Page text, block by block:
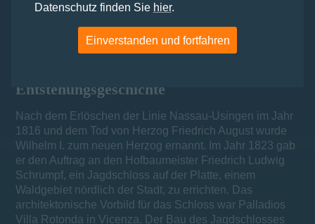
Ende 1980er bis 2007 wieder aufgebaut
Entstehungsgeschichte
Nach dem Erlöschen der Linie Nassau-Usingen im Jahr
1816 und dem Tod von Herzog Friedrich August wurde
Wilhelm I. zum neuen Herzog ernannt. Im Jahr 1823 gab
er den Auftrag an den Hofbaumeister Friedrich Ludwig
Schrumpf, ein Jagdschloss auf der Platte, einem
Waldgebiet nördlich der Stadt, zu errichten. Das
architektonische Vorbild für das Schloss war Palladios
Villa Rotonda in Vicenza. Der Bau des Jagdschlosses
Datenschutz finden Sie hier.
Einverstanden und fortfahren